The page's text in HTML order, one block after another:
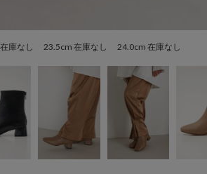
庫なし 23.5cm 在庫なし 24.0cm 在庫なし